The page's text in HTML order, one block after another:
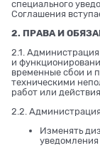
специального
Соглашения
2. ПРАВА И
2.1. Администрация
и
временные сбои и
техническими
работ или
2.2.
Изменять
уведомления